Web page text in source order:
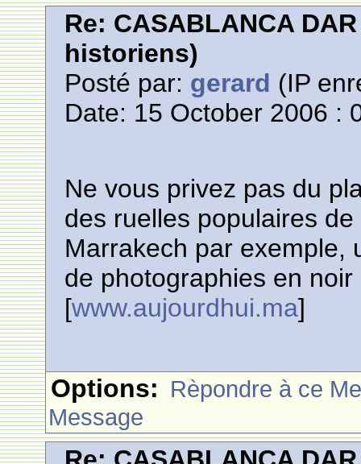
Re: CASABLANCA
historiens)
Posté par: gerard (IP
Date: 15 October 2006 :
Ne vous privez pas du
des ruelles populaires
Marrakech par exemple,
de photographies en
[www.aujourdhui.ma]
Options: Rèpondre à ce
Message